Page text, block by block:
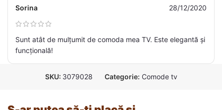
Sorina 28/12/2020
Sunt atât de mulțumit de comoda mea TV. Este elegantă și
funcțională!
SKU: 3079028 Categorie: Comode tv